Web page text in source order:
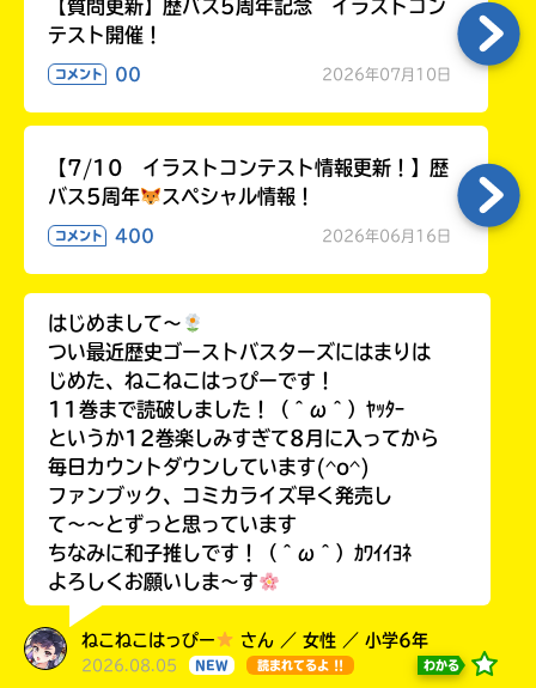
【質問更新】歴バス5周年記念 イラストコン
テスト開催！
コメント 00 2026年07月10日
【7/10 イラストコンテスト情報更新！】歴
バス5周年
スペシャル情報！
コメント 400 2026年06月16日
はじめまして〜
つい最近歴史ゴーストバスターズにはまりは
じめた、ねこねこはっぴーです！
11巻まで読破しました！（＾ω＾）ﾔｯﾀｰ
というか12巻楽しみすぎて8月に入ってから
毎日カウントダウンしています(^o^)
ファンブック、コミカライズ早く発売し
て〜〜とずっと思っています
ちなみに和子推しです！（＾ω＾）ｶﾜｲｲﾖﾈ
よろしくお願いしま〜す
ねこねこはっぴー さん ／ 女性 ／ 小学6年
2026.08.05 NEW 読まれてるよ !! わかる